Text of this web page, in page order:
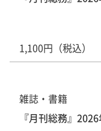
1,100円（税込）
雑誌・書籍
『月刊総務』